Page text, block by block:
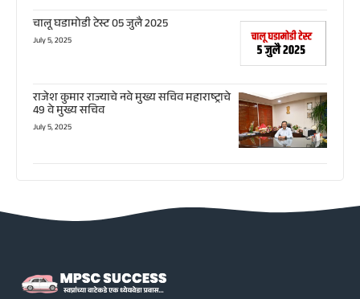
चालू घडामोडी टेस्ट 05 जुलै 2025
July 5, 2025
राजेश कुमार राज्याचे नवे मुख्य सचिव महाराष्ट्राचे
49 वे मुख्य सचिव
July 5, 2025